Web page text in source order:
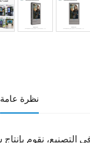
نظرة عامة